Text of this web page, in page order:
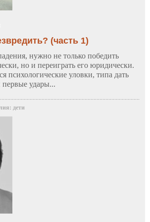
(часть 1)
нужно не только победить
но и переиграть его юридически.
психологические уловки, типа дать
первые удары...
дети